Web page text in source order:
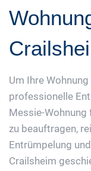
Um Ihre
professionelle
Messie-
zu beauftragen,
Entrümpelung
Crailsheim